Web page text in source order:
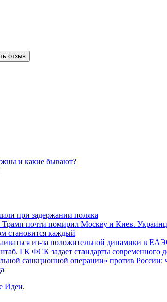
отзыв
и какие бывают?
при задержании поляка
почти помирил Москву и Киев.
становится каждый
из-за положительной динамики в
ГК ФСК задает стандарты современного
санкционной операции» против России:
Идеи.